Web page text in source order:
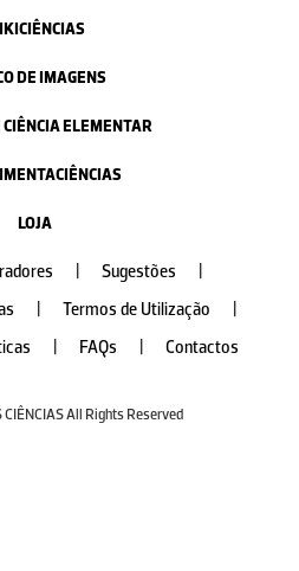
DE IMAGENS
ELEMENTAR
LOJA
Sugestões
Termos de Utilização
FAQs Contactos
All Rights Reserved